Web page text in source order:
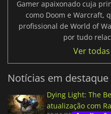
Gamer apaixonado cuja
como Doom e Warcraft,
profissional de World of
por tudo
Ver
Notícias em destaque
Dying Light: The
atualização com